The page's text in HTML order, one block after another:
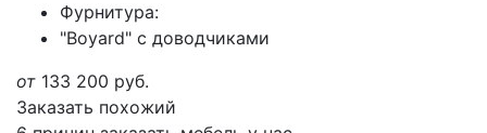
Фурнитура:
"Boyard" с доводчиками
от 133 200 руб.
Заказать похожий